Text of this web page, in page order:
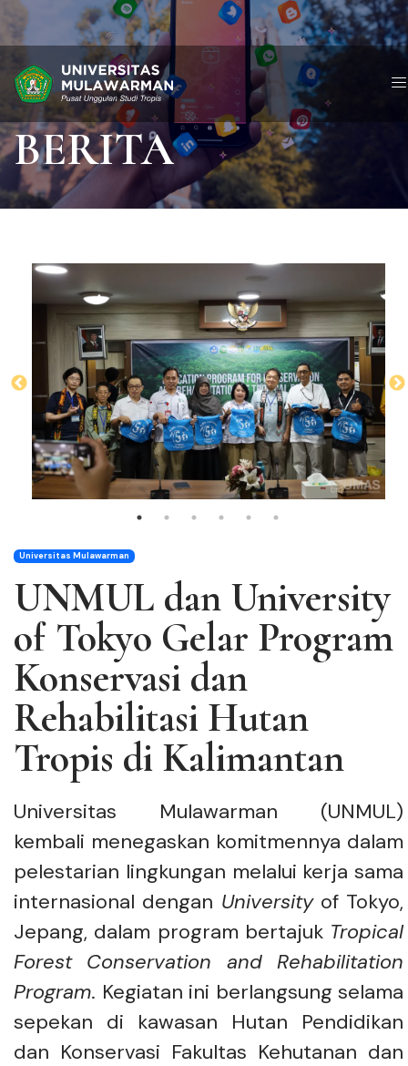
BERITA
Universitas Mulawarman
UNMUL dan University
of Tokyo Gelar Program
Konservasi dan
Rehabilitasi Hutan
Tropis di Kalimantan
Universitas Mulawarman (UNMUL)
kembali menegaskan komitmennya dalam
pelestarian lingkungan melalui kerja sama
internasional dengan Universityof Tokyo,
Jepang, dalam program bertajuk Tropical
Forest Conservation and Rehabilitation
Program. Kegiatan ini berlangsung selama
sepekan di kawasan Hutan Pendidikan
dan Konservasi Fakultas Kehutanan dan